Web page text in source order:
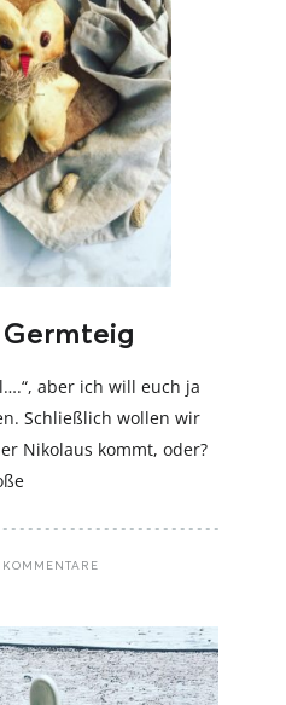
aber ich will euch ja
Schließlich wollen wir
Nikolaus kommt, oder?